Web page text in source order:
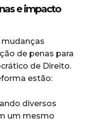
e impacto
de penas para
de Direito.
estão:
diversos
um mesmo